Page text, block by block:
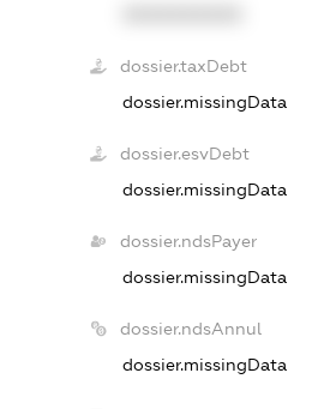
dossier.taxDebt
dossier.missingData
dossier.esvDebt
dossier.missingData
dossier.ndsPayer
dossier.missingData
dossier.ndsAnnul
dossier.missingData